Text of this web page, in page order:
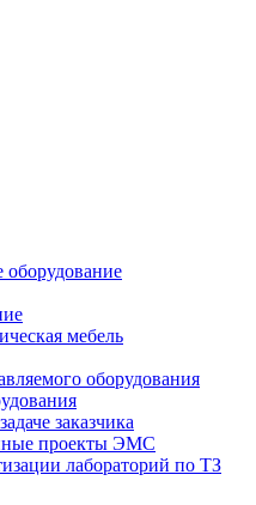
оборудование
мебель
оборудования
заказчика
проекты ЭМС
лабораторий по ТЗ